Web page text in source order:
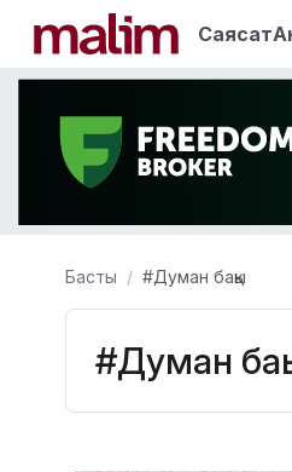
Саясат
Басты #Думан бақы
#Думан